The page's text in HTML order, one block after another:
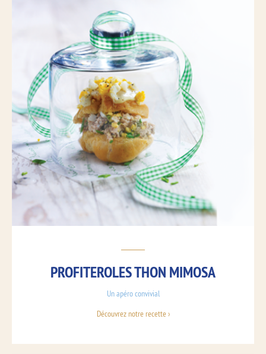
PROFITEROLES THON MIMOSA
Un apéro convivial
Découvrez notre recette ›